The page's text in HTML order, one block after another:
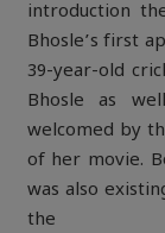
introduction
Bhosle’s first
39-year-old
Bhosle as
welcomed by
of her movie.
was also
the